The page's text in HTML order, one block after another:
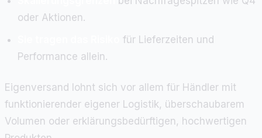
oder Aktionen.
für Lieferzeiten und
Performance allein.
Eigenversand lohnt sich vor allem für Händler mit
funktionierender eigener Logistik, überschaubarem
Volumen oder erklärungsbedürftigen, hochwertigen